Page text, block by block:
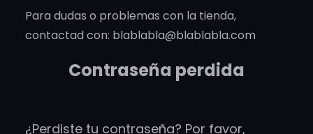
Para dudas o problemas con la tienda,
contactad con: blablabla@blablabla.com
Contraseña perdida
¿Perdiste tu contraseña? Por favor,